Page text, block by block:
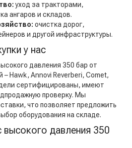
уход за тракторами,
ангаров и складов.
очистка дорог,
и другой инфраструктуры.
у нас
давления 350 бар от
Hawk, Annovi Reverberi, Comet,
сертифицированы, имеют
проверку. Мы
что позволяет предложить
оборудования на складе.
высокого давления 350